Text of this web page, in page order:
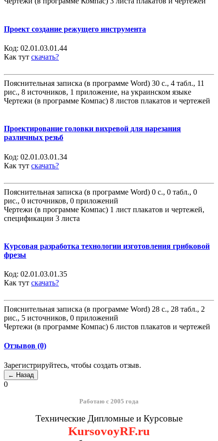
Проект создание режущего инструмента
Код: 02.01.03.01.44
Как тут скачать?
Пояснительная записка (в программе Word) 30 с., 4 табл., 11
рис., 8 источников, 1 приложение, на украинском языке
Чертежи (в программе Компас) 8 листов плакатов и чертежей
Проектирование головки вихревой для нарезания
различных резьб
Код: 02.01.03.01.34
Как тут скачать?
Пояснительная записка (в программе Word) 0 с., 0 табл., 0
рис., 0 источников, 0 приложений
Чертежи (в программе Компас) 1 лист плакатов и чертежей,
спецификации 3 листа
Курсовая разработка технологии изготовления грибковой
фрезы
Код: 02.01.03.01.35
Как тут скачать?
Пояснительная записка (в программе Word) 28 с., 28 табл., 2
рис., 5 источников, 0 приложений
Чертежи (в программе Компас) 6 листов плакатов и чертежей
Отзывов (0)
Зарегистрируйтесь, чтобы создать отзыв.
0
Работаю с 2005 года
Технические Дипломные и Курсовые
KursovoyRF.ru